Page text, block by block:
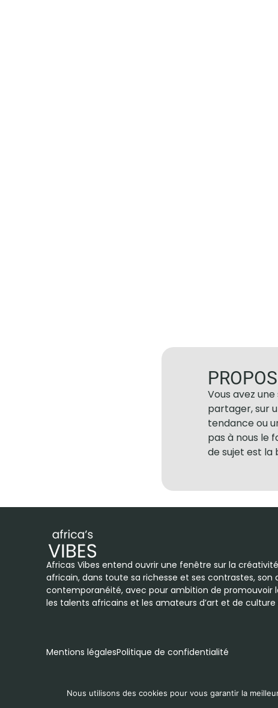
Vous avez
partager, sur
tendance ou
pas à nous le
de sujet est la
Africas Vibes entend ouvrir une fenêtre sur la
africain, dans toute sa richesse et ses contrastes,
contemporanéité, avec pour ambition de promouvoir
les talents africains et les amateurs d’art et de
Mentions légalesPolitique de confidentialité
Nous utilisons des cookies pour vous garantir la